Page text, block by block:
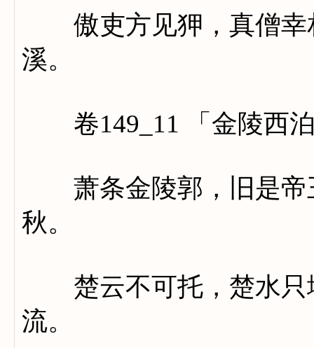
傲吏方见狎，真僧幸
溪。
卷149_11 「金陵西泊
萧条金陵郭，旧是帝
秋。
楚云不可托，楚水只
流。